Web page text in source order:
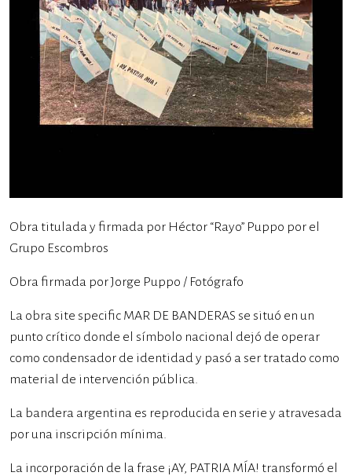
Obra titulada y firmada por Héctor “Rayo” Puppo por el
Grupo Escombros
Obra firmada por Jorge Puppo / Fotógrafo
La obra site specific MAR DE BANDERAS se situó en un
punto crítico donde el símbolo nacional dejó de operar
como condensador de identidad y pasó a ser tratado como
material de intervención pública.
La bandera argentina es reproducida en serie y atravesada
por una inscripción mínima.
La incorporación de la frase ¡AY, PATRIA MÍA! transformó el